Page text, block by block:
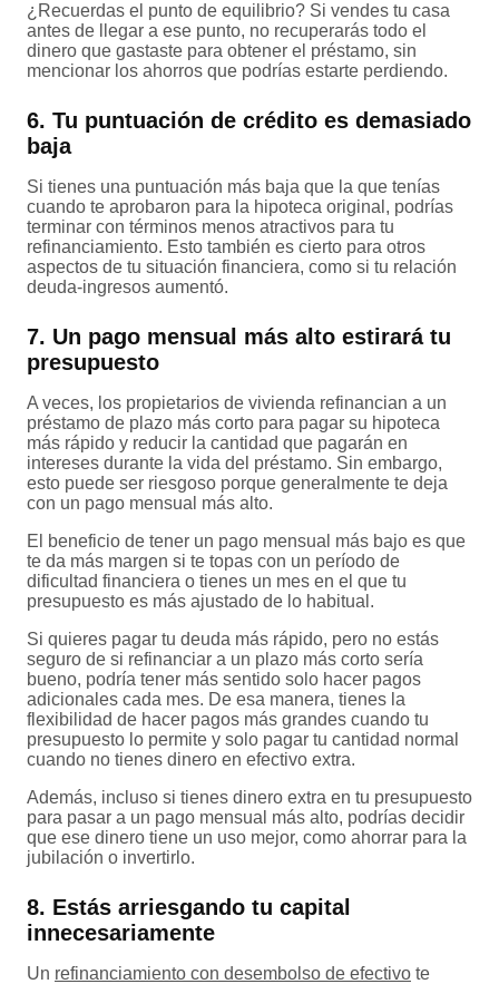
¿Recuerdas el punto de equilibrio? Si vendes tu casa
antes de llegar a ese punto, no recuperarás todo el
dinero que gastaste para obtener el préstamo, sin
mencionar los ahorros que podrías estarte perdiendo.
6. Tu puntuación de crédito es demasiado
baja
Si tienes una puntuación más baja que la que tenías
cuando te aprobaron para la hipoteca original, podrías
terminar con términos menos atractivos para tu
refinanciamiento. Esto también es cierto para otros
aspectos de tu situación financiera, como si tu relación
deuda-ingresos aumentó.
7. Un pago mensual más alto estirará tu
presupuesto
A veces, los propietarios de vivienda refinancian a un
préstamo de plazo más corto para pagar su hipoteca
más rápido y reducir la cantidad que pagarán en
intereses durante la vida del préstamo. Sin embargo,
esto puede ser riesgoso porque generalmente te deja
con un pago mensual más alto.
El beneficio de tener un pago mensual más bajo es que
te da más margen si te topas con un período de
dificultad financiera o tienes un mes en el que tu
presupuesto es más ajustado de lo habitual.
Si quieres pagar tu deuda más rápido, pero no estás
seguro de si refinanciar a un plazo más corto sería
bueno, podría tener más sentido solo hacer pagos
adicionales cada mes. De esa manera, tienes la
flexibilidad de hacer pagos más grandes cuando tu
presupuesto lo permite y solo pagar tu cantidad normal
cuando no tienes dinero en efectivo extra.
Además, incluso si tienes dinero extra en tu presupuesto
para pasar a un pago mensual más alto, podrías decidir
que ese dinero tiene un uso mejor, como ahorrar para la
jubilación o invertirlo.
8. Estás arriesgando tu capital
innecesariamente
Un refinanciamiento con desembolso de efectivo te